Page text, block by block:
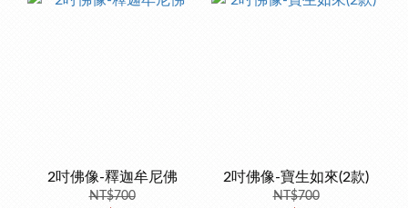
2吋佛像-釋迦牟尼佛
NT$700
2吋佛像-寶生如來(2款)
NT$700